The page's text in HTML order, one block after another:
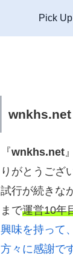
Pick Up
wnkhs.net
『wnkhs.net
りがとうござ
試行が続きな
まで運営10年
興味を持って
方々に感謝で